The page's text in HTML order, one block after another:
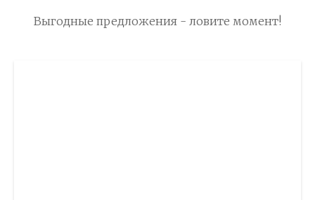
Выгодные предложения - ловите момент!